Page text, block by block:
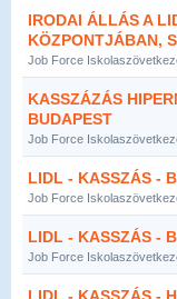
IRODAI ÁLLÁS A
KÖZPONTJÁBAN,
Job Force
KASSZÁZÁS
BUDAPEST
Job Force
LIDL - KASSZÁS -
Job Force
LIDL - KASSZÁS -
Job Force